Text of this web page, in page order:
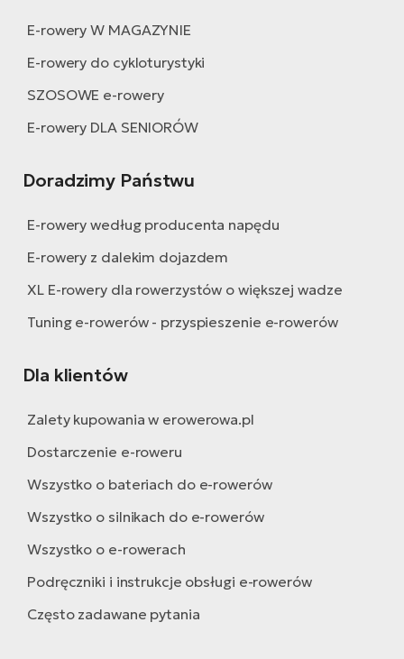
E-rowery W MAGAZYNIE
E-rowery do cykloturystyki
SZOSOWE e-rowery
E-rowery DLA SENIORÓW
Doradzimy Państwu
E-rowery według producenta napędu
E-rowery z dalekim dojazdem
XL E-rowery dla rowerzystów o większej wadze
Tuning e-rowerów - przyspieszenie e-rowerów
Dla klientów
Zalety kupowania w erowerowa.pl
Dostarczenie e-roweru
Wszystko o bateriach do e-rowerów
Wszystko o silnikach do e-rowerów
Wszystko o e-rowerach
Podręczniki i instrukcje obsługi e-rowerów
Często zadawane pytania